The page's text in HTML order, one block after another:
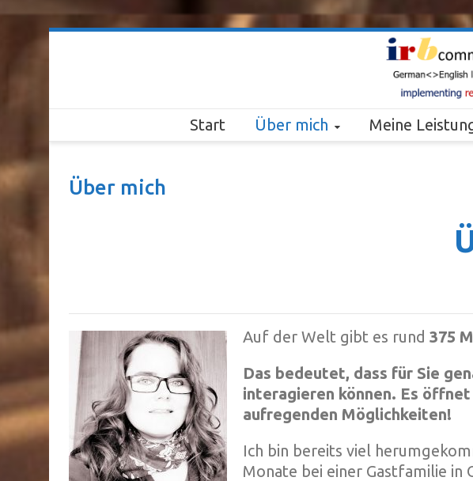
Start Über mich Meine
Über mich
Auf der Welt gibt es rund 375
Das bedeutet, dass für Sie
interagieren können. Es
aufregenden Möglichkeiten!
Ich bin bereits viel
Monate bei einer Gastfamilie in